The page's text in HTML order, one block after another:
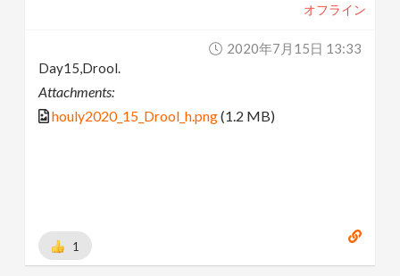
オフライン
2020年7月15日 13:33
Day15,Drool.
Attachments:
houly2020_15_Drool_h.png(1.2 MB)
1